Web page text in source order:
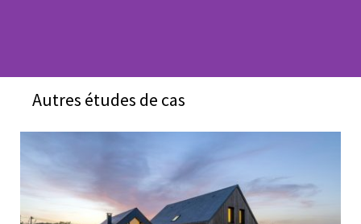
Autres études de cas